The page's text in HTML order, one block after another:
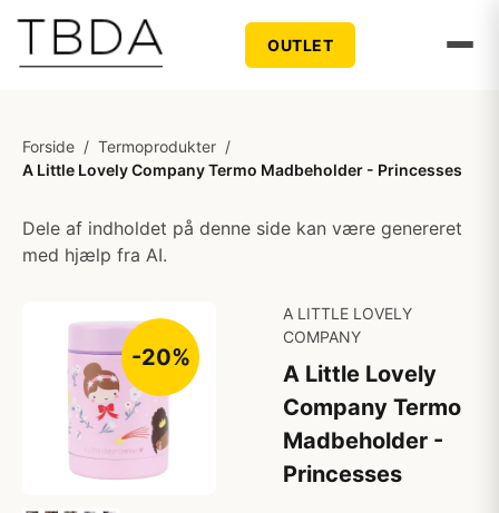
OUTLET
Forside / Termoprodukter /
A Little Lovely Company Termo Madbeholder - Princesses
Dele af indholdet på denne side kan være genereret
med hjælp fra AI.
-20%
A LITTLE LOVELY
COMPANY
A Little Lovely
Company Termo
Madbeholder -
Princesses